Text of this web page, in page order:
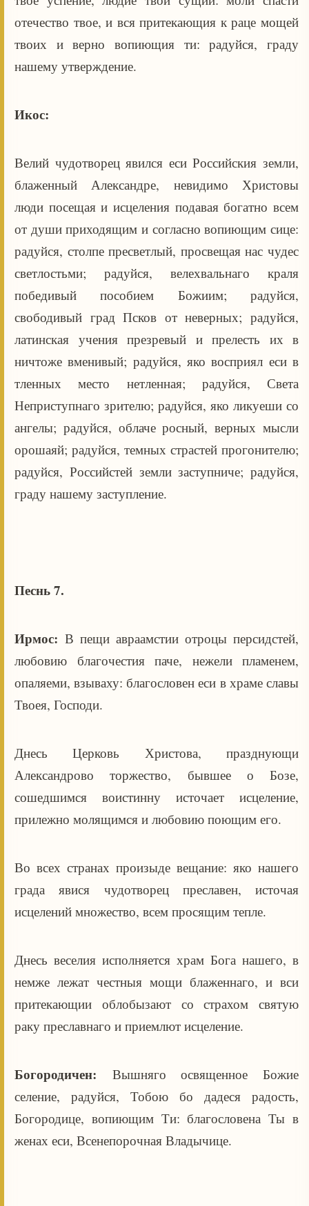
отечество твое, и вся притекающия к раце мощей
твоих и верно вопиющия ти: радуйся, граду
нашему утверждение.
Икос:
Велий чудотворец явился еси Российския земли,
блаженный Александре, невидимо Христовы
люди посещая и исцеления подавая богатно всем
от души приходящим и согласно вопиющим сице:
радуйся, столпе пресветлый, просвещая нас чудес
светлостьми; радуйся, велехвальнаго краля
победивый пособием Божиим; радуйся,
свободивый град Псков от неверных; радуйся,
латинская учения презревый и прелесть их в
ничтоже вменивый; радуйся, яко восприял еси в
тленных место нетленная; радуйся, Света
Неприступнаго зрителю; радуйся, яко ликуеши со
ангелы; радуйся, облаче росный, верных мысли
орошаяй; радуйся, темных страстей прогонителю;
радуйся, Российстей земли заступниче; радуйся,
граду нашему заступление.
Песнь 7.
Ирмос: В пещи авраамстии отроцы персидстей,
любовию благочестия паче, нежели пламенем,
опаляеми, взываху: благословен еси в храме славы
Твоея, Господи.
Днесь Церковь Христова, празднующи
Александрово торжество, бывшее о Бозе,
сошедшимся воистинну источает исцеление,
прилежно молящимся и любовию поющим его.
Во всех странах произыде вещание: яко нашего
града явися чудотворец преславен, источая
исцелений множество, всем просящим тепле.
Днесь веселия исполняется храм Бога нашего, в
немже лежат честныя мощи блаженнаго, и вси
притекающии облобызают со страхом святую
раку преславнаго и приемлют исцеление.
Богородичен: Вышняго освященное Божие
селение, радуйся, Тобою бо дадеся радость,
Богородице, вопиющим Ти: благословена Ты в
женах еси, Всенепорочная Владычице.